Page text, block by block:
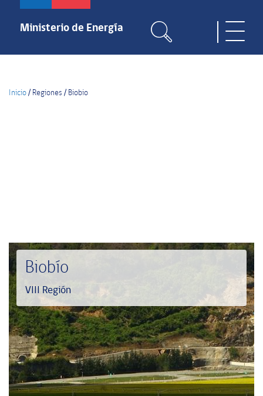
Pasar
contenido
Ministerio de Energía
Inicio/ Regiones / Biobio
Biobío
VIII Región